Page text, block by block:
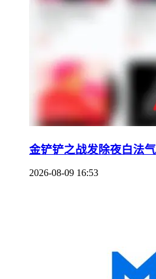
金铲铲之战发除夜白法
2026-08-09 16:53